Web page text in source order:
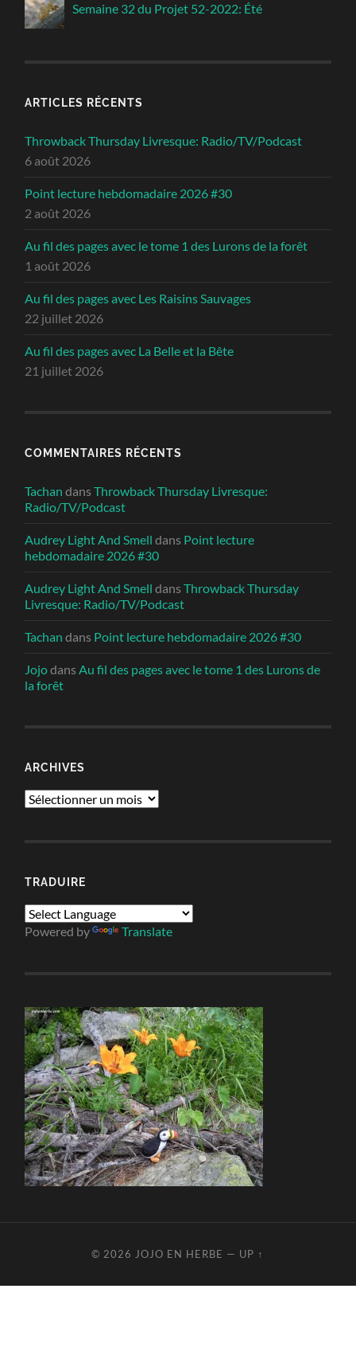
Semaine 32 du Projet 52-2022: Été
ARTICLES RÉCENTS
Throwback Thursday Livresque: Radio/TV/Podcast
6 août 2026
Point lecture hebdomadaire 2026 #30
2 août 2026
Au fil des pages avec le tome 1 des Lurons de la forêt
1 août 2026
Au fil des pages avec Les Raisins Sauvages
22 juillet 2026
Au fil des pages avec La Belle et la Bête
21 juillet 2026
COMMENTAIRES RÉCENTS
Tachan dansThrowback Thursday Livresque:
Radio/TV/Podcast
Audrey Light And Smell dans Point lecture
hebdomadaire 2026 #30
Audrey Light And Smell dansThrowback Thursday
Livresque: Radio/TV/Podcast
Tachan dans Point lecture hebdomadaire 2026 #30
JojodansAu fil des pages avec le tome 1 des Lurons de
la forêt
ARCHIVES
Archives
TRADUIRE
Powered by Translate
© 2026 JOJO EN HERBE — UP ↑